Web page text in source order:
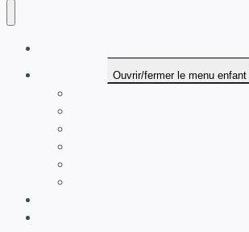
Ouvrir/fermer le menu enfant